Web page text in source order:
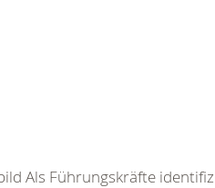
Als Führungskräfte